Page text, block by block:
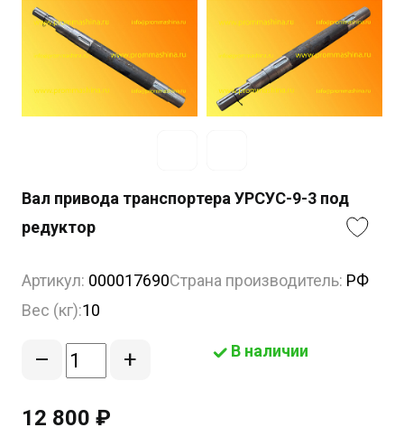
Вал привода транспортера УРСУС-9-3 под
редуктор
Артикул: 000017690Страна производитель: РФ
Вес (кг):10
– + В наличии
12 800 ₽